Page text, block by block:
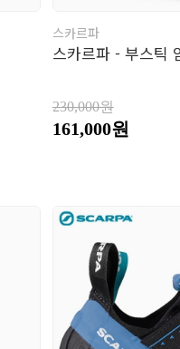
스카르파
스카르파 - 부스틱
230,000원
161,000원